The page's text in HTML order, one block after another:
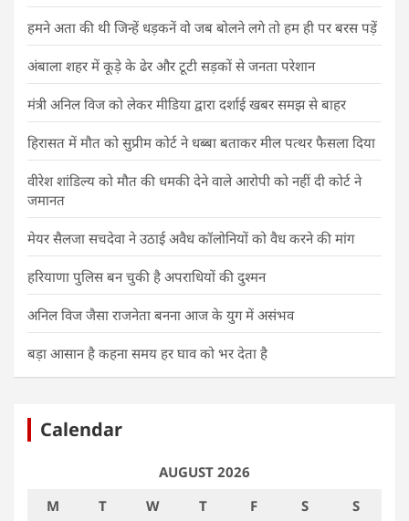
हमने अता की थी जिन्हें धड़कनें वो जब बोलने लगे तो हम ही पर बरस पड़ें
अंबाला शहर में कूड़े के ढेर और टूटी सड़कों से जनता परेशान
मंत्री अनिल विज को लेकर मीडिया द्वारा दर्शाई खबर समझ से बाहर
हिरासत में मौत को सुप्रीम कोर्ट ने धब्बा बताकर मील पत्थर फैसला दिया
वीरेश शांडिल्य को मौत की धमकी देने वाले आरोपी को नहीं दी कोर्ट ने
जमानत
मेयर सैलजा सचदेवा ने उठाई अवैध कॉलोनियों को वैध करने की मांग
हरियाणा पुलिस बन चुकी है अपराधियों की दुश्मन
अनिल विज जैसा राजनेता बनना आज के युग में असंभव
बड़ा आसान है कहना समय हर घाव को भर देता है
Calendar
AUGUST 2026
M
T W T F S S